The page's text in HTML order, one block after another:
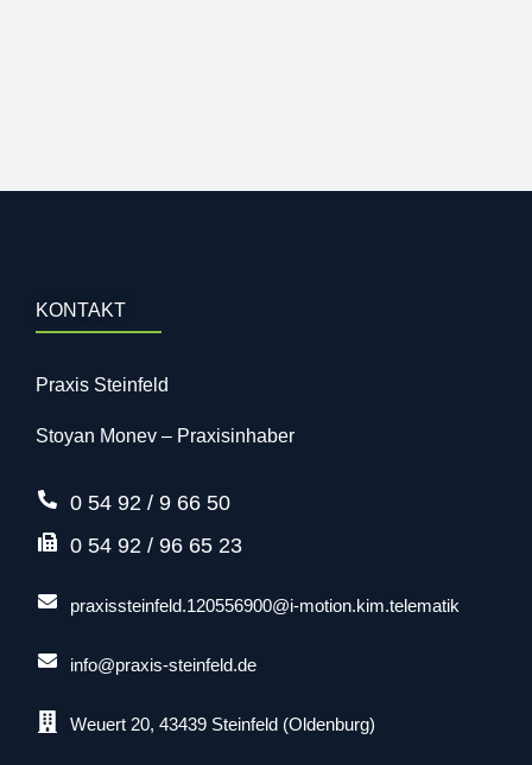
KONTAKT
Praxis Steinfeld
Stоyan Mоnеv – Praxisinhaber
0 54 92 / 9 66 50
0 54 92 / 96 65 23
praxissteinfeld.120556900@i-motion.kim.telematik
info@praxis-steinfeld.de
Weuert 20, 43439 Steinfeld (Oldenburg)